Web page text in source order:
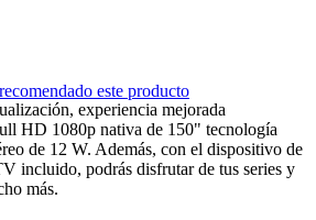
este producto
experiencia mejorada
HD 1080p nativa de 150" tecnología
de 12 W. Además, con el dispositivo de
incluido, podrás disfrutar de tus series y
más.